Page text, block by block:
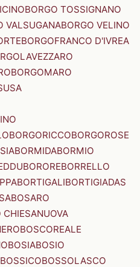
BORGO TOSSIGNANO
VALSUGANABORGO VELINO
BORGOFRANCO D'IVREA
BORGOMARO
BORGORICCOBORGOROSE
BORMIDABORMIO
BOROREBORRELLO
BORTIGALIBORTIGIADAS
BOSARO
CHIESANUOVA
BOSCOREALE
BOSIABOSIO
BOSSICOBOSSOLASCO